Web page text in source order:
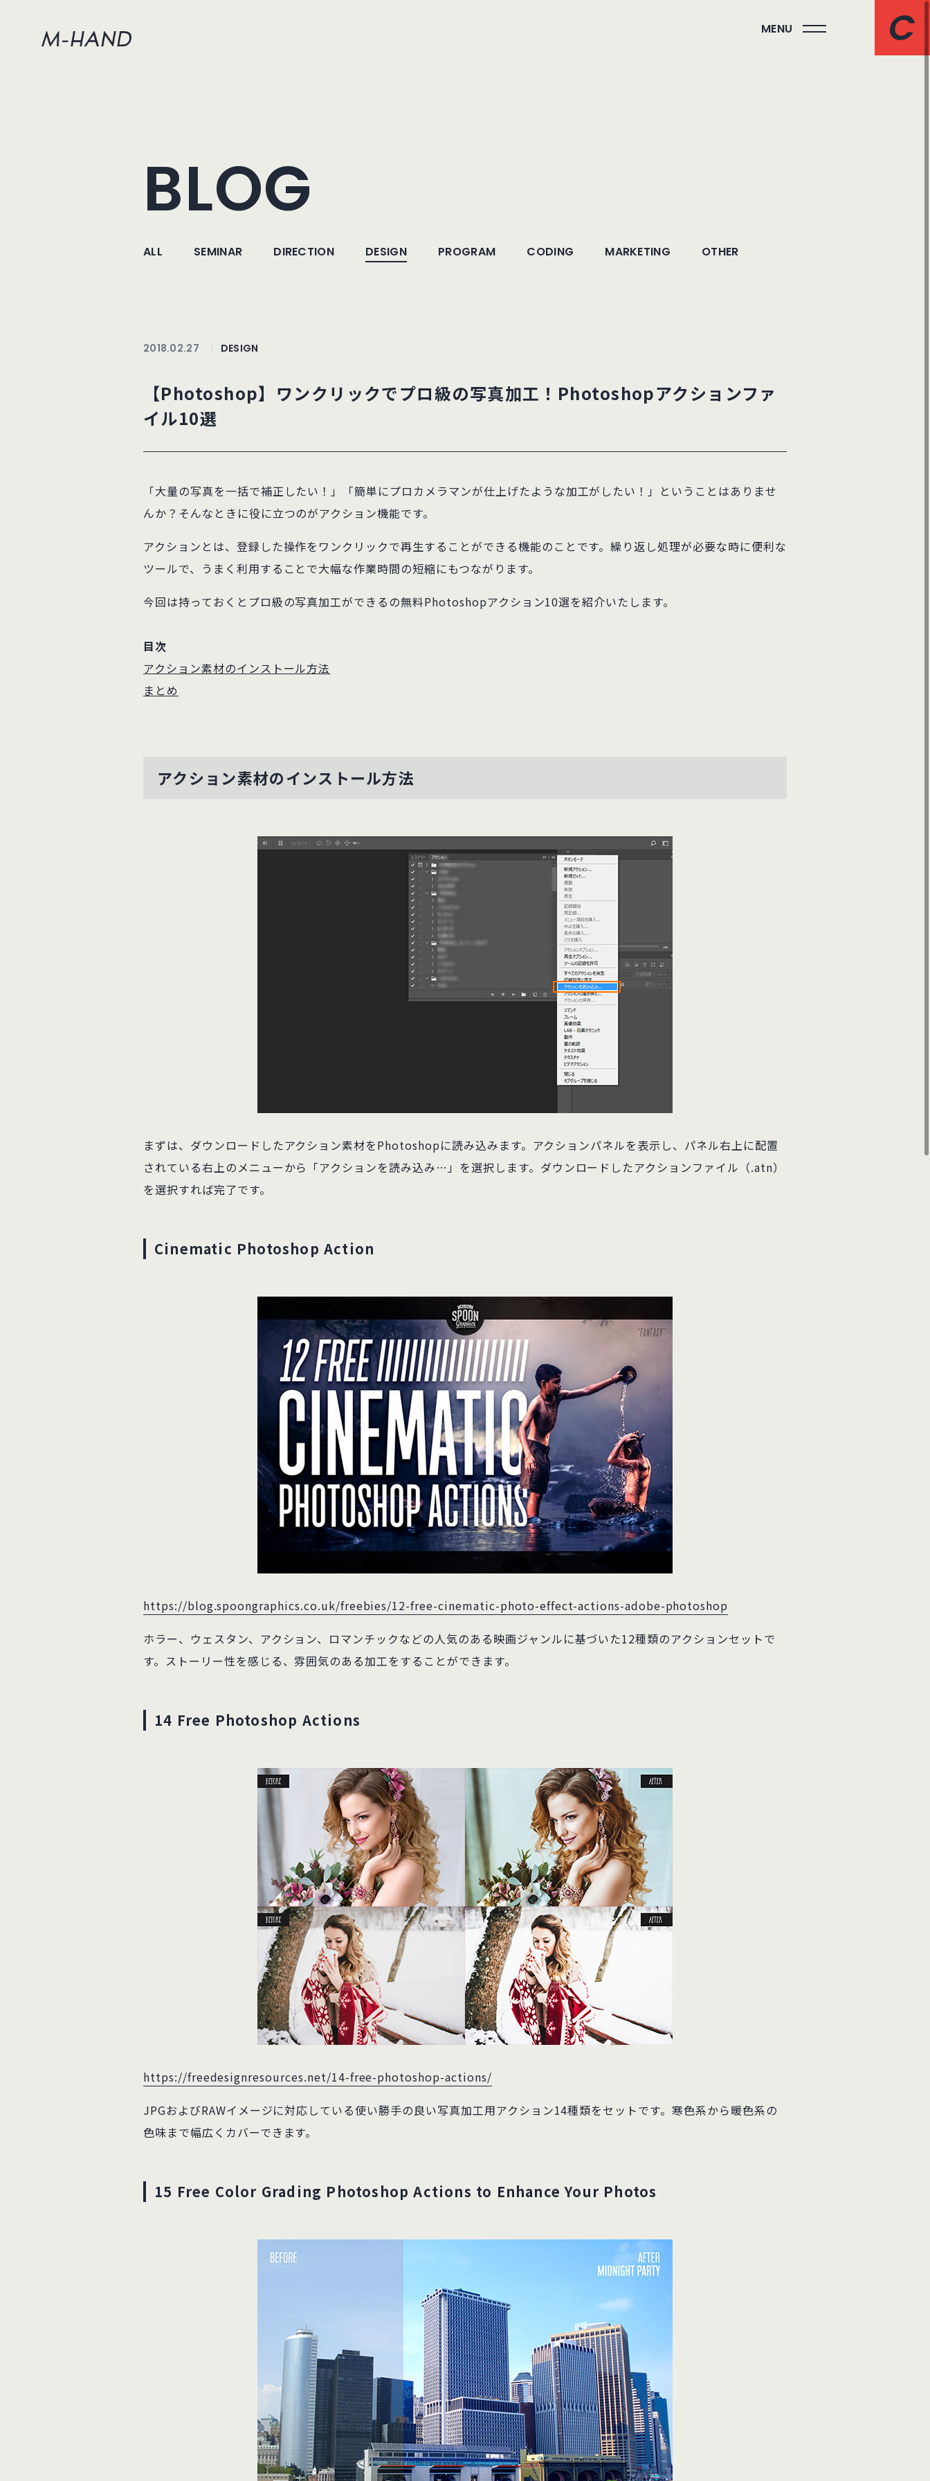
MENU
BLOG
ALL SEMINAR DIRECTION DESIGN PROGRAM CODING MARKETING OTHER
2018.02.27 DESIGN
【Photoshop】ワンクリックでプロ級の写真加工！Photoshopアクションファ
イル10選
「大量の写真を一括で補正したい！」「簡単にプロカメラマンが仕上げたような加工がしたい！」ということはありませ
んか？そんなときに役に立つのがアクション機能です。
アクションとは、登録した操作をワンクリックで再生することができる機能のことです。繰り返し処理が必要な時に便利な
ツールで、うまく利用することで大幅な作業時間の短縮にもつながります。
今回は持っておくとプロ級の写真加工ができるの無料Photoshopアクション10選を紹介いたします。
目次
アクション素材のインストール方法
まとめ
アクション素材のインストール方法
まずは、ダウンロードしたアクション素材をPhotoshopに読み込みます。アクションパネルを表示し、パネル右上に配置
されている右上のメニューから「アクションを読み込み…」を選択します。ダウンロードしたアクションファイル（.atn）
を選択すれば完了です。
Cinematic Photoshop Action
https://blog.spoongraphics.co.uk/freebies/12-free-cinematic-photo-effect-actions-adobe-photoshop
ホラー、ウェスタン、アクション、ロマンチックなどの人気のある映画ジャンルに基づいた12種類のアクションセットで
す。ストーリー性を感じる、雰囲気のある加工をすることができます。
14 Free Photoshop Actions
https://freedesignresources.net/14-free-photoshop-actions/
JPGおよびRAWイメージに対応している使い勝手の良い写真加工用アクション14種類をセットです。寒色系から暖色系の
色味まで幅広くカバーできます。
15 Free Color Grading Photoshop Actions to Enhance Your Photos